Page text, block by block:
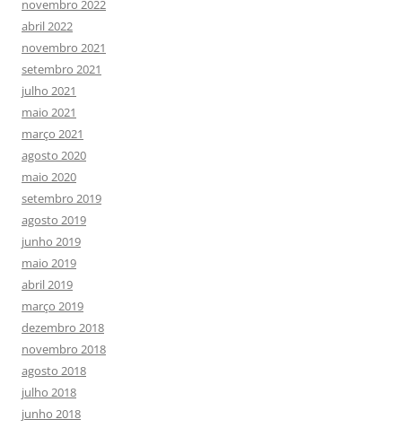
novembro 2022
abril 2022
novembro 2021
setembro 2021
julho 2021
maio 2021
março 2021
agosto 2020
maio 2020
setembro 2019
agosto 2019
junho 2019
maio 2019
abril 2019
março 2019
dezembro 2018
novembro 2018
agosto 2018
julho 2018
junho 2018